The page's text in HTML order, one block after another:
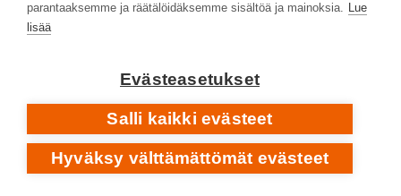
Auli Särkiö-Pitkänen
parantaaksemme ja räätälöidäksemme sisältöä ja mainoksia. Lue
lisää
Evästeasetukset
Salli kaikki evästeet
Hyväksy välttämättömät evästeet